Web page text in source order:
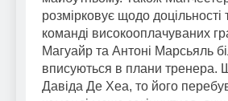
розмірковує щодо доцільності
команді високооплачуваних
Магуайр та Антоні Марсьяль
вписуються в плани тренера.
Давіда Де Хеа, то його